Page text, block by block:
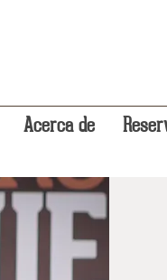
Acerca de